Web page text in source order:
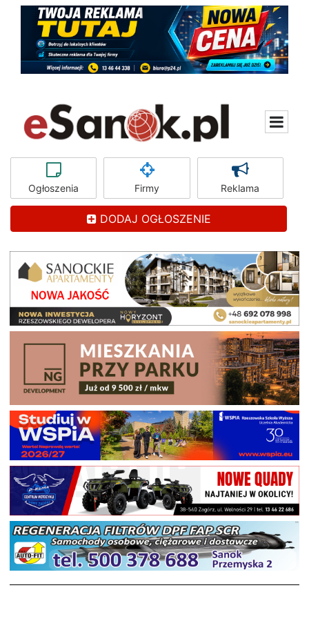
Ogłoszenia Firmy Reklama
DODAJ OGŁOSZENIE